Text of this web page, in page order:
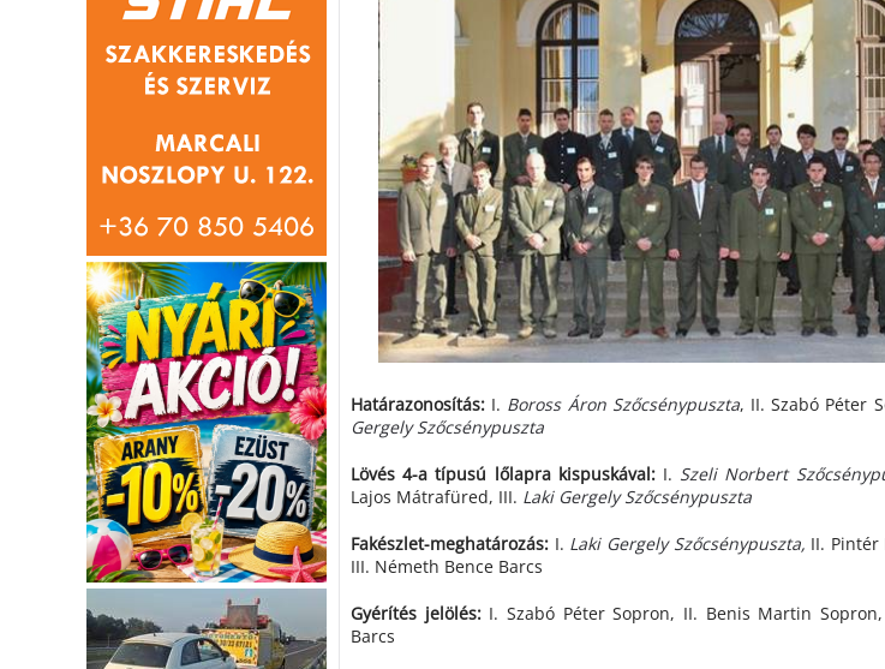
Határazonosítás: I. Boross Áron Szőcsénypuszta, II. Szabó Péter
Gergely Szőcsénypuszta
Lövés 4-a típusú lőlapra kispuskával: I. Szeli Norbert
Lajos Mátrafüred, III. Laki Gergely Szőcsénypuszta
Fakészlet-meghatározás: I. Laki Gergely Szőcsénypuszta, II. Pintér
III. Németh Bence Barcs
Gyérítés jelölés:I. Szabó Péter Sopron, II. Benis Martin
Barcs